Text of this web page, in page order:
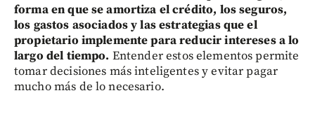
forma en que se amortiza el crédito, los seguros,
los gastos asociados y las estrategias que el
propietario implemente para reducir intereses a lo
largo del tiempo. Entender estos elementos permite
tomar decisiones más inteligentes y evitar pagar
mucho más de lo necesario.